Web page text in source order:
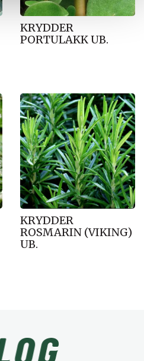
KRYDDER
PORTULAKK UB.
KRYDDER
ROSMARIN (VIKING)
UB.